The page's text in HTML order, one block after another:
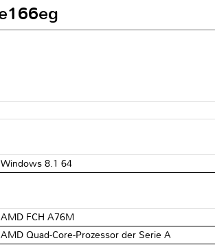
Windows 8.1 64
AMD FCH A76M
AMD Quad-Core-Prozessor der Serie A